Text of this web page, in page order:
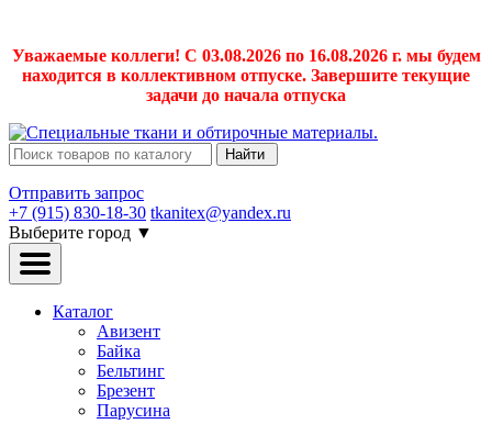
Уважаемые коллеги! С 03.08.2026 по 16.08.2026 г. мы будем
находится в коллективном отпуске. Завершите текущие
задачи до начала отпуска
Найти
Отправить запрос
+7 (915) 830-18-30 tkanitex@yandex.ru
Выберите город ▼
Каталог
Авизент
Байка
Бельтинг
Брезент
Парусина